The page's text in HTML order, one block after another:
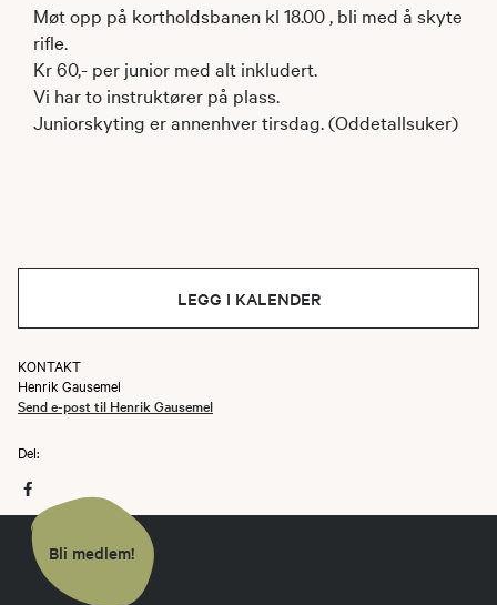
Møt opp på kortholdsbanen kl 18.00 , bli med å skyte
rifle.
Kr 60,- per junior med alt inkludert.
Vi har to instruktører på plass.
Juniorskyting er annenhver tirsdag. (Oddetallsuker)
LEGG I KALENDER
KONTAKT
Henrik Gausemel
Send e-post til Henrik Gausemel
Del:
Bli medlem!